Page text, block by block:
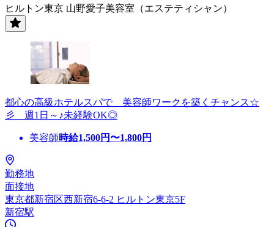
ヒルトン東京 山野愛子美容室（エステティシャン）
都心の高級ホテルスパで 美容師ワークを築くチャンス☆
彡 週1日～♪未経験OK◎
美容師時給1,500円〜1,800円
勤務地
面接地
東京都新宿区西新宿6-6-2 ヒルトン東京5F
新宿駅